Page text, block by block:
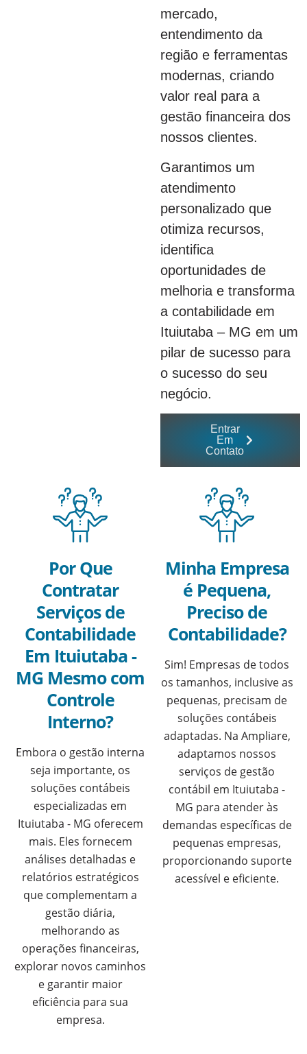
mercado,
entendimento da
região e ferramentas
modernas, criando
valor real para a
gestão financeira dos
nossos clientes.
Garantimos um
atendimento
personalizado que
otimiza recursos,
identifica
oportunidades de
melhoria e transforma
a contabilidade em
Ituiutaba – MG em um
pilar de sucesso para
o sucesso do seu
negócio.
Entrar
Em
Contato
Por Que
Contratar
Serviços de
Contabilidade
Em Ituiutaba -
MG Mesmo com
Controle
Interno?
Embora o gestão interna
seja importante, os
soluções contábeis
especializadas em
Ituiutaba - MG oferecem
mais. Eles fornecem
análises detalhadas e
relatórios estratégicos
que complementam a
gestão diária,
melhorando as
operações financeiras,
explorar novos caminhos
e garantir maior
eficiência para sua
empresa.
Minha Empresa
é Pequena,
Preciso de
Contabilidade?
Sim! Empresas de todos
os tamanhos, inclusive as
pequenas, precisam de
soluções contábeis
adaptadas. Na Ampliare,
adaptamos nossos
serviços de gestão
contábil em Ituiutaba -
MG para atender às
demandas específicas de
pequenas empresas,
proporcionando suporte
acessível e eficiente.